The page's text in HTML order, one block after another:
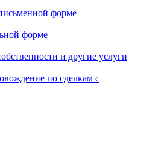
форме
форме
и другие услуги
по сделкам с